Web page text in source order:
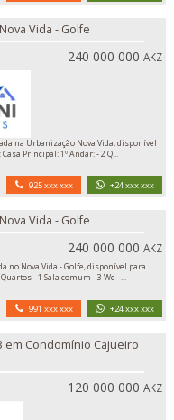
V4 em Nova Vida - Golfe
240 000 000AKZ
na Urbanização Nova Vida, disponível
para venda. Dispõe de: Casa Principal: 1º Andar: - 2 Q...
925 xxx xxx +24 xxx xxx
V4 em Nova Vida - Golfe
240 000 000AKZ
no Nova Vida - Golfe, disponível para
venda. Detalhes: - 3+1 Quartos - 1 Sala comum - 3 Wc - ...
991 xxx xxx +24 xxx xxx
120 000 000AKZ